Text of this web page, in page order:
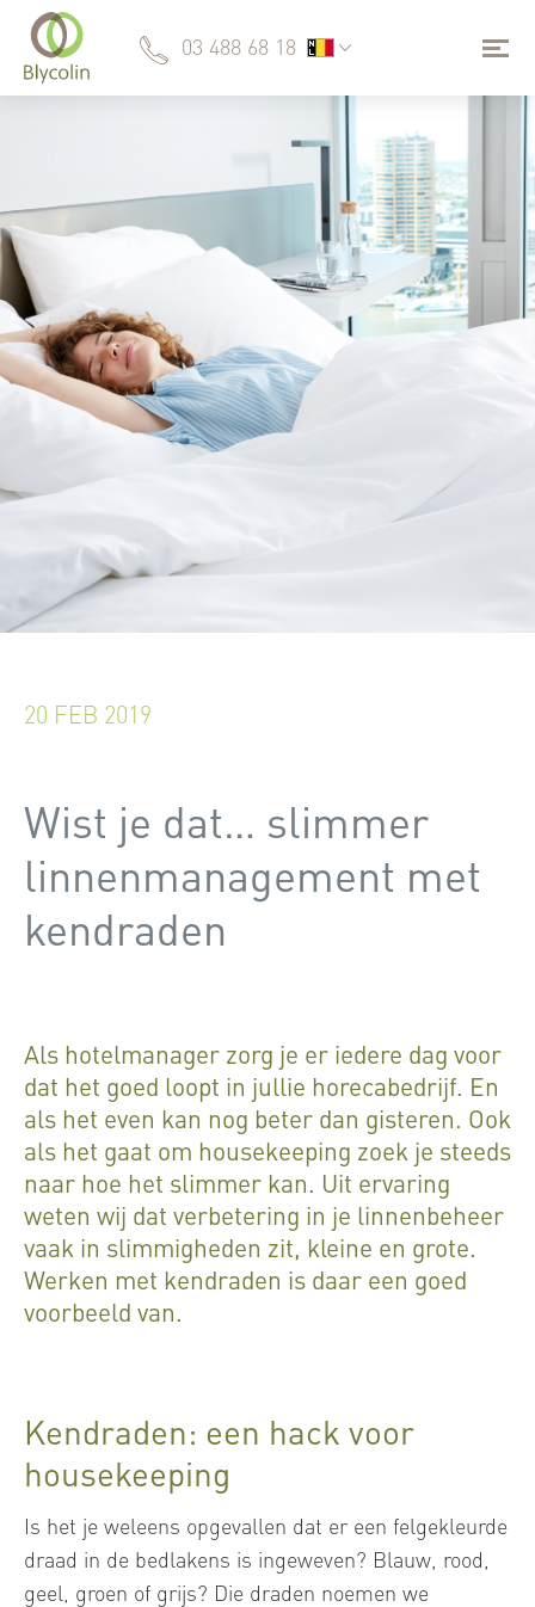
03 488 68 18
20 FEB 2019
Wist je dat… slimmer
linnenmanagement met
kendraden
Als hotelmanager zorg je er iedere dag voor
dat het goed loopt in jullie horecabedrijf. En
als het even kan nog beter dan gisteren. Ook
als het gaat om housekeeping zoek je steeds
naar hoe het slimmer kan. Uit ervaring
weten wij dat verbetering in je linnenbeheer
vaak in slimmigheden zit, kleine en grote.
Werken met kendraden is daar een goed
voorbeeld van.
Kendraden: een hack voor
housekeeping
Is het je weleens opgevallen dat er een felgekleurde
draad in de bedlakens is ingeweven? Blauw, rood,
geel, groen of grijs? Die draden noemen we